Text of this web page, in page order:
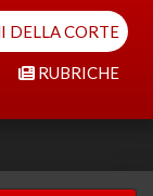
DELLA CORTE
RUBRICHE